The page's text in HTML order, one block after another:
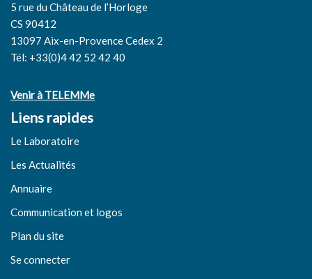
5 rue du Château de l’Horloge
CS 90412
13097 Aix-en-Provence Cedex 2
Tél: +33(0)4 42 52 42 40
Venir à TELEMMe
Liens rapides
Le Laboratoire
Les Actualités
Annuaire
Communication et logos
Plan du site
Se connecter